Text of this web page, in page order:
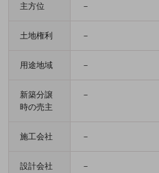
主方位 －
土地権利 －
用途地域 －
新築分譲
時の売主
－
施工会社 －
設計会社 －